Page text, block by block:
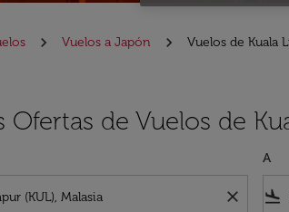
Vuelos a Japón Vuelos de Kuala
Ofertas de Vuelos de
close
A
flight_land